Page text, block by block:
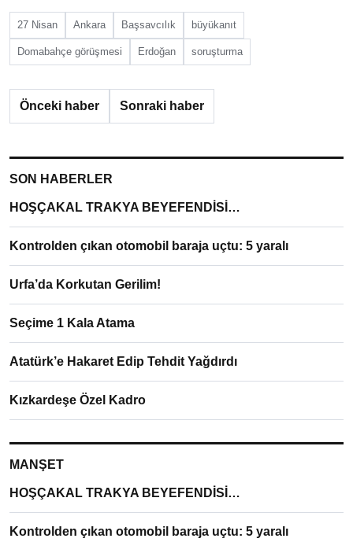
27 Nisan Ankara Başsavcılık büyükanıt
Domabahçe görüşmesi Erdoğan soruşturma
Önceki haber Sonraki haber
SON HABERLER
HOŞÇAKAL TRAKYA BEYEFENDİSİ…
Kontrolden çıkan otomobil baraja uçtu: 5 yaralı
Urfa’da Korkutan Gerilim!
Seçime 1 Kala Atama
Atatürk’e Hakaret Edip Tehdit Yağdırdı
Kızkardeşe Özel Kadro
MANŞET
HOŞÇAKAL TRAKYA BEYEFENDİSİ…
Kontrolden çıkan otomobil baraja uçtu: 5 yaralı